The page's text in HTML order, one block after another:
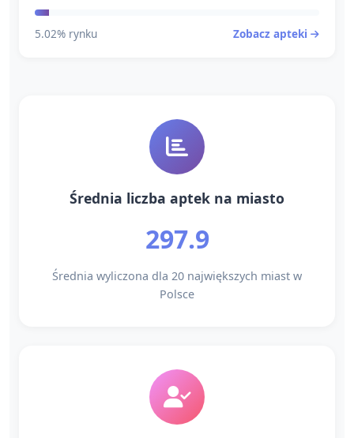
5.02% rynku Zobacz apteki
Średnia liczba aptek na miasto
297.9
Średnia wyliczona dla 20 największych miast w
Polsce